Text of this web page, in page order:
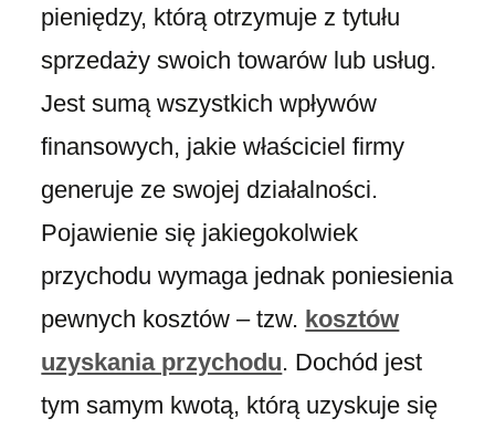
pieniędzy, którą otrzymuje z tytułu
sprzedaży swoich towarów lub usług.
Jest sumą wszystkich wpływów
finansowych, jakie właściciel firmy
generuje ze swojej działalności.
Pojawienie się jakiegokolwiek
przychodu wymaga jednak poniesienia
pewnych kosztów – tzw. kosztów
uzyskania przychodu. Dochód jest
tym samym kwotą, którą uzyskuje się